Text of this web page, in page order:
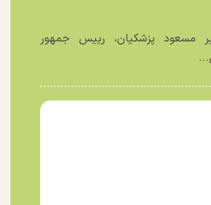
مسعود پزشکیان، رییس جمهور